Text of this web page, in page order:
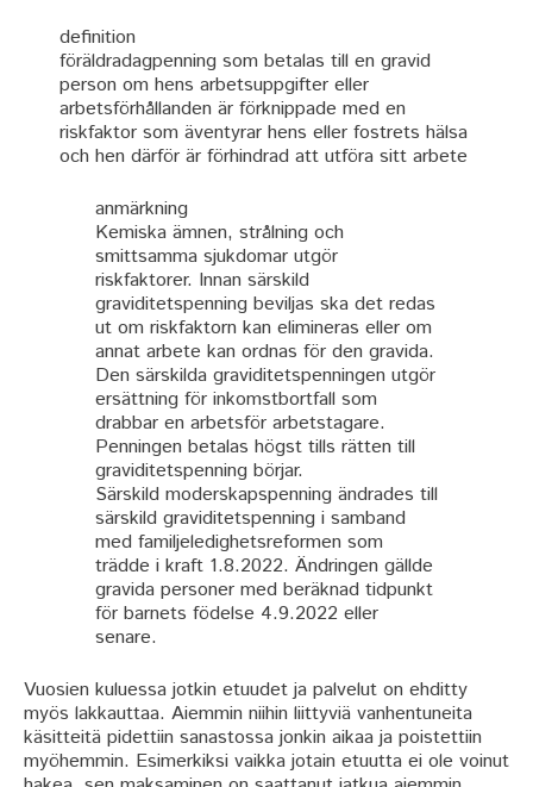
definition
föräldradagpenning som betalas till en gravid
person om hens arbetsuppgifter eller
arbetsförhållanden är förknippade med en
riskfaktor som äventyrar hens eller fostrets hälsa
och hen därför är förhindrad att utföra sitt arbete
anmärkning
Kemiska ämnen, strålning och
smittsamma sjukdomar utgör
riskfaktorer. Innan särskild
graviditetspenning beviljas ska det redas
ut om riskfaktorn kan elimineras eller om
annat arbete kan ordnas för den gravida.
Den särskilda graviditetspenningen utgör
ersättning för inkomstbortfall som
drabbar en arbetsför arbetstagare.
Penningen betalas högst tills rätten till
graviditetspenning börjar.
Särskild moderskapspenning ändrades till
särskild graviditetspenning i samband
med familjeledighetsreformen som
trädde i kraft 1.8.2022. Ändringen gällde
gravida personer med beräknad tidpunkt
för barnets födelse 4.9.2022 eller
senare.
Vuosien kuluessa jotkin etuudet ja palvelut on ehditty
myös lakkauttaa. Aiemmin niihin liittyviä vanhentuneita
käsitteitä pidettiin sanastossa jonkin aikaa ja poistettiin
myöhemmin. Esimerkiksi vaikka jotain etuutta ei ole voinut